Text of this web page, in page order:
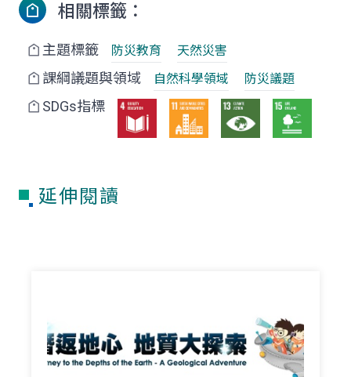
相關標籤：
主題標籤 防災教育 天然災害
課綱議題與領域 自然科學領域 防災議題
SDGs指標
延伸閱讀